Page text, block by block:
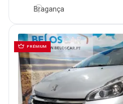
Bragança
PRÉMIUM